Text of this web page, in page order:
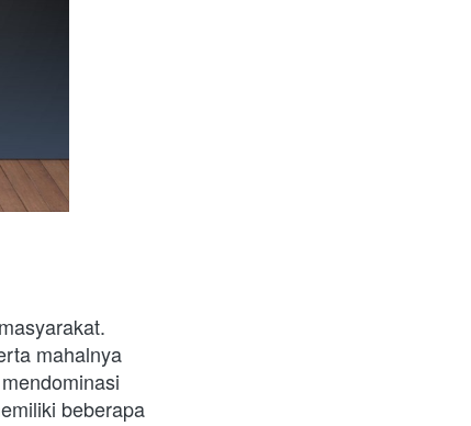
mahalnya
beberapa